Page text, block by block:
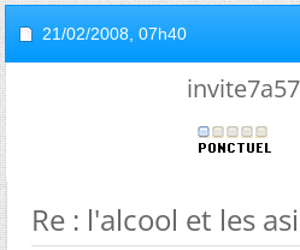
21/02/2008, 07h40
Re : l'alcool et les